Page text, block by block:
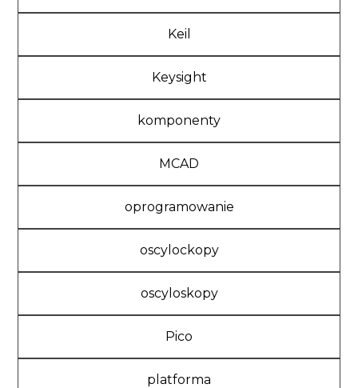
Keil
Keysight
komponenty
MCAD
oprogramowanie
oscylockopy
oscyloskopy
Pico
platforma